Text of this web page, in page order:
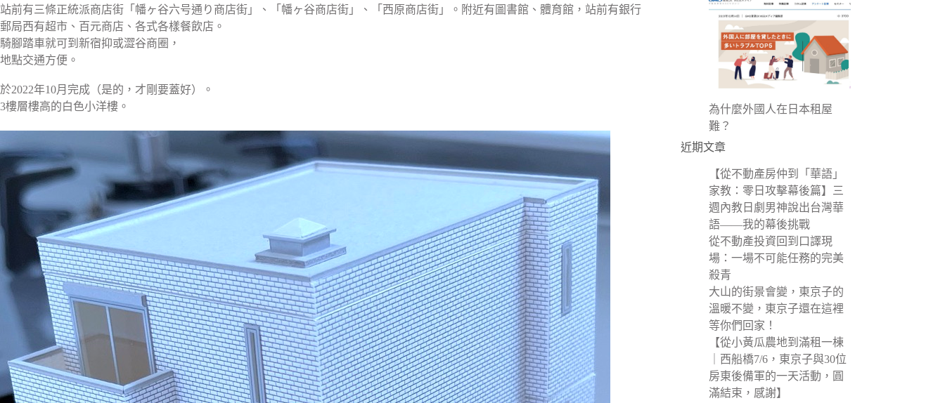
站前有三條正統派商店街「幡ヶ谷六号通り商店街」、「幡ヶ谷商店街」、「西原商店街」。附近有圖書館、體育館，站前有銀行
郵局西有超市、百元商店、各式各樣餐飲店。
騎腳踏車就可到新宿抑或澀谷商圈，
地點交通方便。
於2022年10月完成（是的，才剛要蓋好）。
3樓層樓高的白色小洋樓。
為什麼外國人在日本租屋
難？
近期文章
【從不動產房仲到「華語」
家教：零日攻擊幕後篇】三
週內教日劇男神說出台灣華
語——我的幕後挑戰
從不動產投資回到口譯現
場：一場不可能任務的完美
殺青
大山的街景會變，東京子的
溫暖不變，東京子還在這裡
等你們回家！
【從小黃瓜農地到滿租一棟
｜西船橋7/6，東京子與30位
房東後備軍的一天活動，圓
滿結束，感謝】